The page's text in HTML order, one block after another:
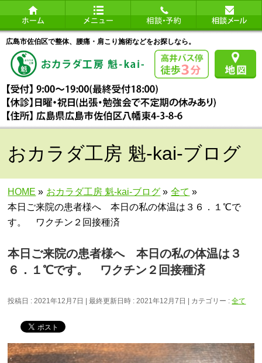
広島市佐伯区で整体、腰痛・肩こり施術などをお探しなら。
おカラダ工房 魁-kai-ブログ
HOME » おカラダ工房 魁-kai-ブログ » 全て »
本日ご来院の患者様へ 本日の私の体温は３６．１℃で
す。 ワクチン２回接種済
本日ご来院の患者様へ 本日の私の体温は３
６．１℃です。 ワクチン２回接種済
投稿日 : 2021年12月7日 最終更新日時 : 2021年12月7日 カテゴリー :全て